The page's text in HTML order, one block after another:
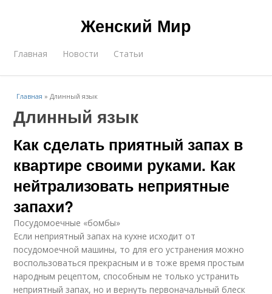
Женский Мир
Главная Новости Статьи
Главная »Длинный язык
Длинный язык
Как сделать приятный запах в
квартире своими руками. Как
нейтрализовать неприятные
запахи?
Посудомоечные «бомбы»
Если неприятный запах на кухне исходит от
посудомоечной машины, то для его устранения можно
воспользоваться прекрасным и в тоже время простым
народным рецептом, способным не только устранить
неприятный запах, но и вернуть первоначальный блеск